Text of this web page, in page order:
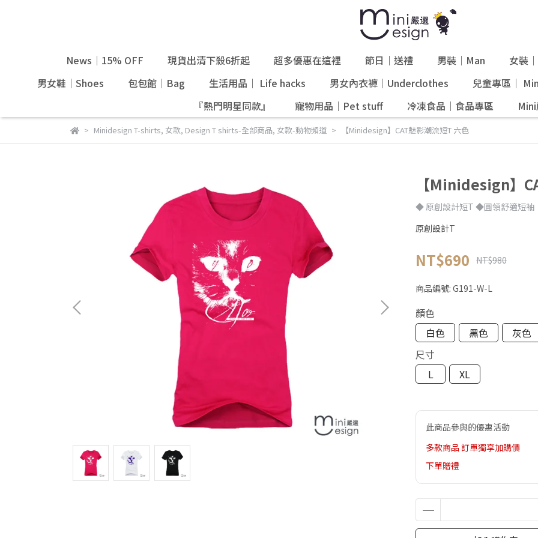
News｜15% OFF 現貨出清下殺6折起 超多優惠在這裡 節日｜送禮 男裝｜Man 女裝
男女鞋｜Shoes
包包館｜Bag 生活用品｜ Life hacks 男女內衣褲｜Underclothes 兒童專區｜
『熱門明星同款』
寵物用品｜Pet stuff 冷凍食品｜食品專區
Minidesign T-shirts, 女款, Design T shirts-全部商品, 女款-動物頻道 【Minidesign】CAT魅影潮流短T 六色
【Minidesign】
◆ 原創設計短T ◆圓領舒適短袖
原創設計T
NT$690 NT$980
商品編號: G191-W-L
顏色
白色
黑色 灰色
尺寸
L
XL
此商品參與的優惠活動
多款商品 訂單獨享加購價
下單贈禮